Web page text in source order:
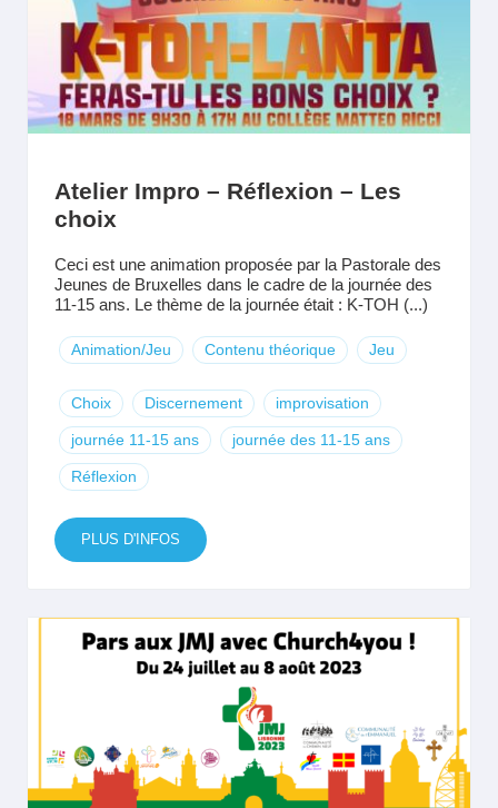
Atelier Impro – Réflexion – Les
choix
Ceci est une animation proposée par la Pastorale des
Jeunes de Bruxelles dans le cadre de la journée des
11-15 ans. Le thème de la journée était : K-TOH (...)
Animation/Jeu Contenu théorique Jeu
Choix Discernement improvisation
journée 11-15 ans journée des 11-15 ans
Réflexion
PLUS D'INFOS